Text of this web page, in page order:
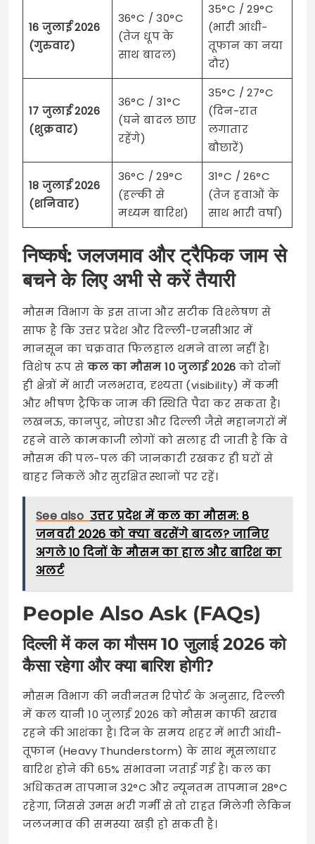
16 जुलाई 2026
(गुरुवार)
36°C / 30°C
(तेज धूप के
साथ बादल)
35°C / 29°C
(भारी आंधी-
तूफान का नया
दौर)
17 जुलाई 2026
(शुक्रवार)
36°C / 31°C
(घने बादल छाए
रहेंगे)
35°C / 27°C
(दिन-रात
लगातार
बौछारें)
18 जुलाई 2026
(शनिवार)
36°C / 29°C
(हल्की से
मध्यम बारिश)
31°C / 26°C
(तेज हवाओं के
साथ भारी वर्षा)
निष्कर्ष: जलजमाव और ट्रैफिक जाम से
बचने के लिए अभी से करें तैयारी
मौसम विभाग के इस ताजा और सटीक विश्लेषण से
साफ है कि उत्तर प्रदेश और दिल्ली-एनसीआर में
मानसून का चक्रवात फिलहाल थमने वाला नहीं है।
विशेष रूप से कल का मौसम 10 जुलाई 2026 को दोनों
ही क्षेत्रों में भारी जलभराव, दृश्यता (visibility) में कमी
और भीषण ट्रैफिक जाम की स्थिति पैदा कर सकता है।
लखनऊ, कानपुर, नोएडा और दिल्ली जैसे महानगरों में
रहने वाले कामकाजी लोगों को सलाह दी जाती है कि वे
मौसम की पल-पल की जानकारी रखकर ही घरों से
बाहर निकलें और सुरक्षित स्थानों पर रहें।
See also उत्तर प्रदेश में कल का मौसम: 8
जनवरी 2026 को क्या बरसेंगे बादल? जानिए
अगले 10 दिनों के मौसम का हाल और बारिश का
अलर्ट
People Also Ask (FAQs)
दिल्ली में कल का मौसम 10 जुलाई 2026 को
कैसा रहेगा और क्या बारिश होगी?
मौसम विभाग की नवीनतम रिपोर्ट के अनुसार, दिल्ली
में कल यानी 10 जुलाई 2026 को मौसम काफी खराब
रहने की आशंका है। दिन के समय शहर में भारी आंधी-
तूफान (Heavy Thunderstorm) के साथ मूसलाधार
बारिश होने की 65% संभावना जताई गई है। कल का
अधिकतम तापमान 32°C और न्यूनतम तापमान 28°C
रहेगा, जिससे उमस भरी गर्मी से तो राहत मिलेगी लेकिन
जलजमाव की समस्या खड़ी हो सकती है।